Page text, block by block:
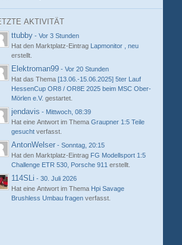
AKTIVITÄT
ttubby - Vor 3 Stunden
Hat den Marktplatz-Eintrag Lapmonitor , neu
erstellt.
Elektroman99 - Vor 20 Stunden
Hat das Thema [13.06.-15.06.2025] 5ter Lauf
HessenCup OR8 / OR8E 2025 beim MSC Ober-
Mörlen e.V. gestartet.
jendavis - Mittwoch, 08:39
Hat eine Antwort im Thema Graupner 1:5 Teile
gesucht verfasst.
AntonWelser - Sonntag, 20:15
Hat den Marktplatz-Eintrag FG Modellsport 1:5
Challenge ETR 530, Porsche 911 erstellt.
114SLi - 30. Juli 2026
Hat eine Antwort im Thema Hpi Savage
Brushless Umbau fragen verfasst.